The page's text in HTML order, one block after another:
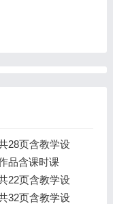
28页含教学设
品含课时课
学案）
22页含教学设
32页含教学设